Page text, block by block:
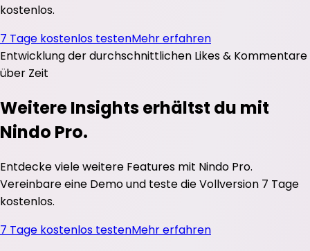
kostenlos.
7 Tage kostenlos testenMehr erfahren
Entwicklung der durchschnittlichen Likes& Kommentare
über Zeit
Weitere Insights erhältst du mit
Nindo Pro.
Entdecke viele weitere Features mit Nindo Pro.
Vereinbare eine Demo und teste die Vollversion 7 Tage
kostenlos.
7 Tage kostenlos testenMehr erfahren